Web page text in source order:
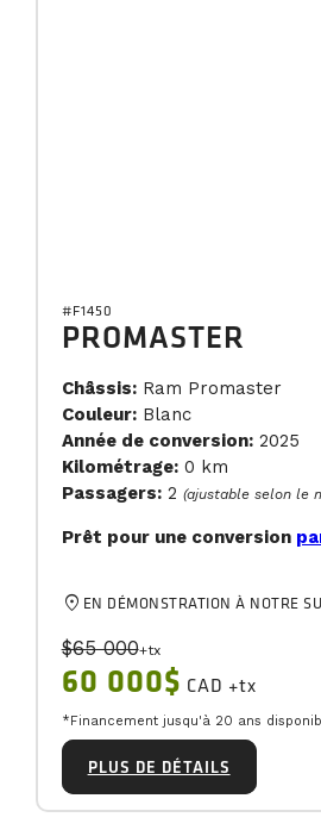
#F1450
PROMASTER
Châssis:Ram Promaster
Couleur:Blanc
Année de conversion:2025
Kilométrage:0 km
Passagers:2 (ajustable selon le
Prêt pour une conversion
location_on EN DÉMONSTRATION À NOTRE
$65 000+tx
60 000$ CAD +tx
*Financement jusqu'à 20 ans
PLUS DE DÉTAILS